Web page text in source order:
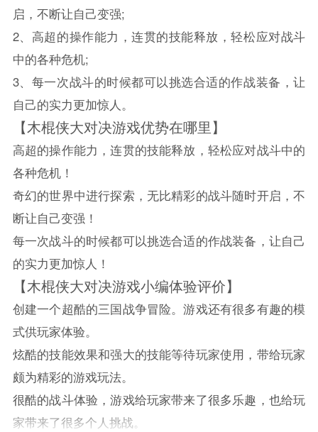
启，不断让自己变强;
2、高超的操作能力，连贯的技能释放，轻松应对战斗
中的各种危机;
3、每一次战斗的时候都可以挑选合适的作战装备，让
自己的实力更加惊人。
【木棍侠大对决游戏优势在哪里】
高超的操作能力，连贯的技能释放，轻松应对战斗中的
各种危机！
奇幻的世界中进行探索，无比精彩的战斗随时开启，不
断让自己变强！
每一次战斗的时候都可以挑选合适的作战装备，让自己
的实力更加惊人！
【木棍侠大对决游戏小编体验评价】
创建一个超酷的三国战争冒险。游戏还有很多有趣的模
式供玩家体验。
炫酷的技能效果和强大的技能等待玩家使用，带给玩家
颇为精彩的游戏玩法。
很酷的战斗体验，游戏给玩家带来了很多乐趣，也给玩
家带来了很多个人挑战。